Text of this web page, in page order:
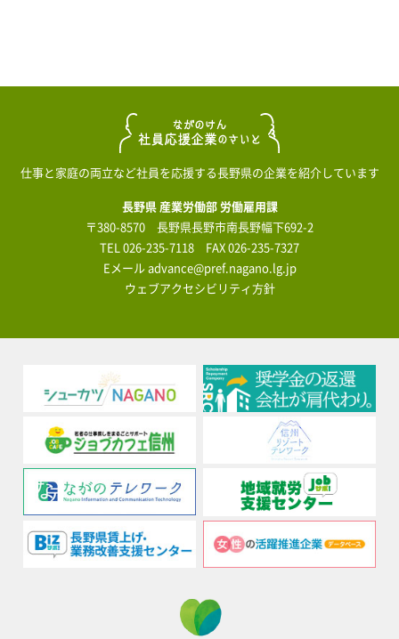
仕事と家庭の両立など社員を応援する長野県の企業を紹介しています
長野県 産業労働部 労働雇用課
〒380-8570 長野県長野市南長野幅下692-2
TEL 026-235-7118 FAX 026-235-7327
Eメールadvance@pref.nagano.lg.jp
ウェブアクセシビリティ方針